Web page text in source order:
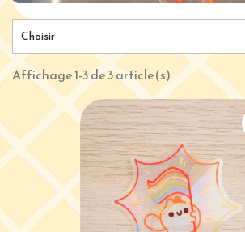
Choisir
Affichage 1-3 de 3 article(s)